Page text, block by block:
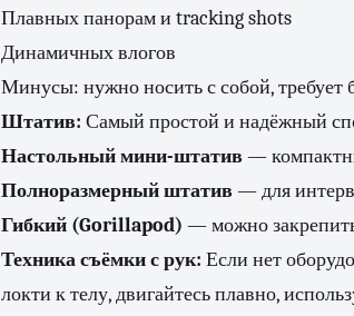
Плавных панорам и tracking shots
Динамичных влогов
Минусы: нужно носить с собой, требует
Штатив: Самый простой и надёжный
Настольный мини-штатив—
Полноразмерный штатив— для
Гибкий (Gorillapod) — можно
Техника съёмки с рук: Если нет
локти к телу, двигайтесь плавно,